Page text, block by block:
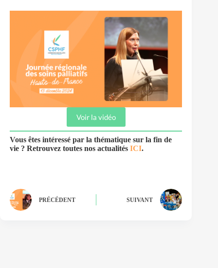
Voir la vidéo
Vous êtes intéressé par la thématique sur la fin de
vie ? Retrouvez toutes nos actualités ICI.
PRÉCÉDENT SUIVANT